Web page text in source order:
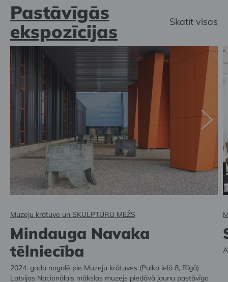
Pastāvīgās
ekspozīcijas
Skatīt visas
Muzeju krātuve un SKULPTŪRU MEŽS
Mindauga Navaka
tēlniecība
2024. gada nogalē pie Muzeju krātuves (Pulka ielā 8, Rīgā)
Latvijas Nacionālais mākslas muzejs piedāvā jaunu pastāvīgo